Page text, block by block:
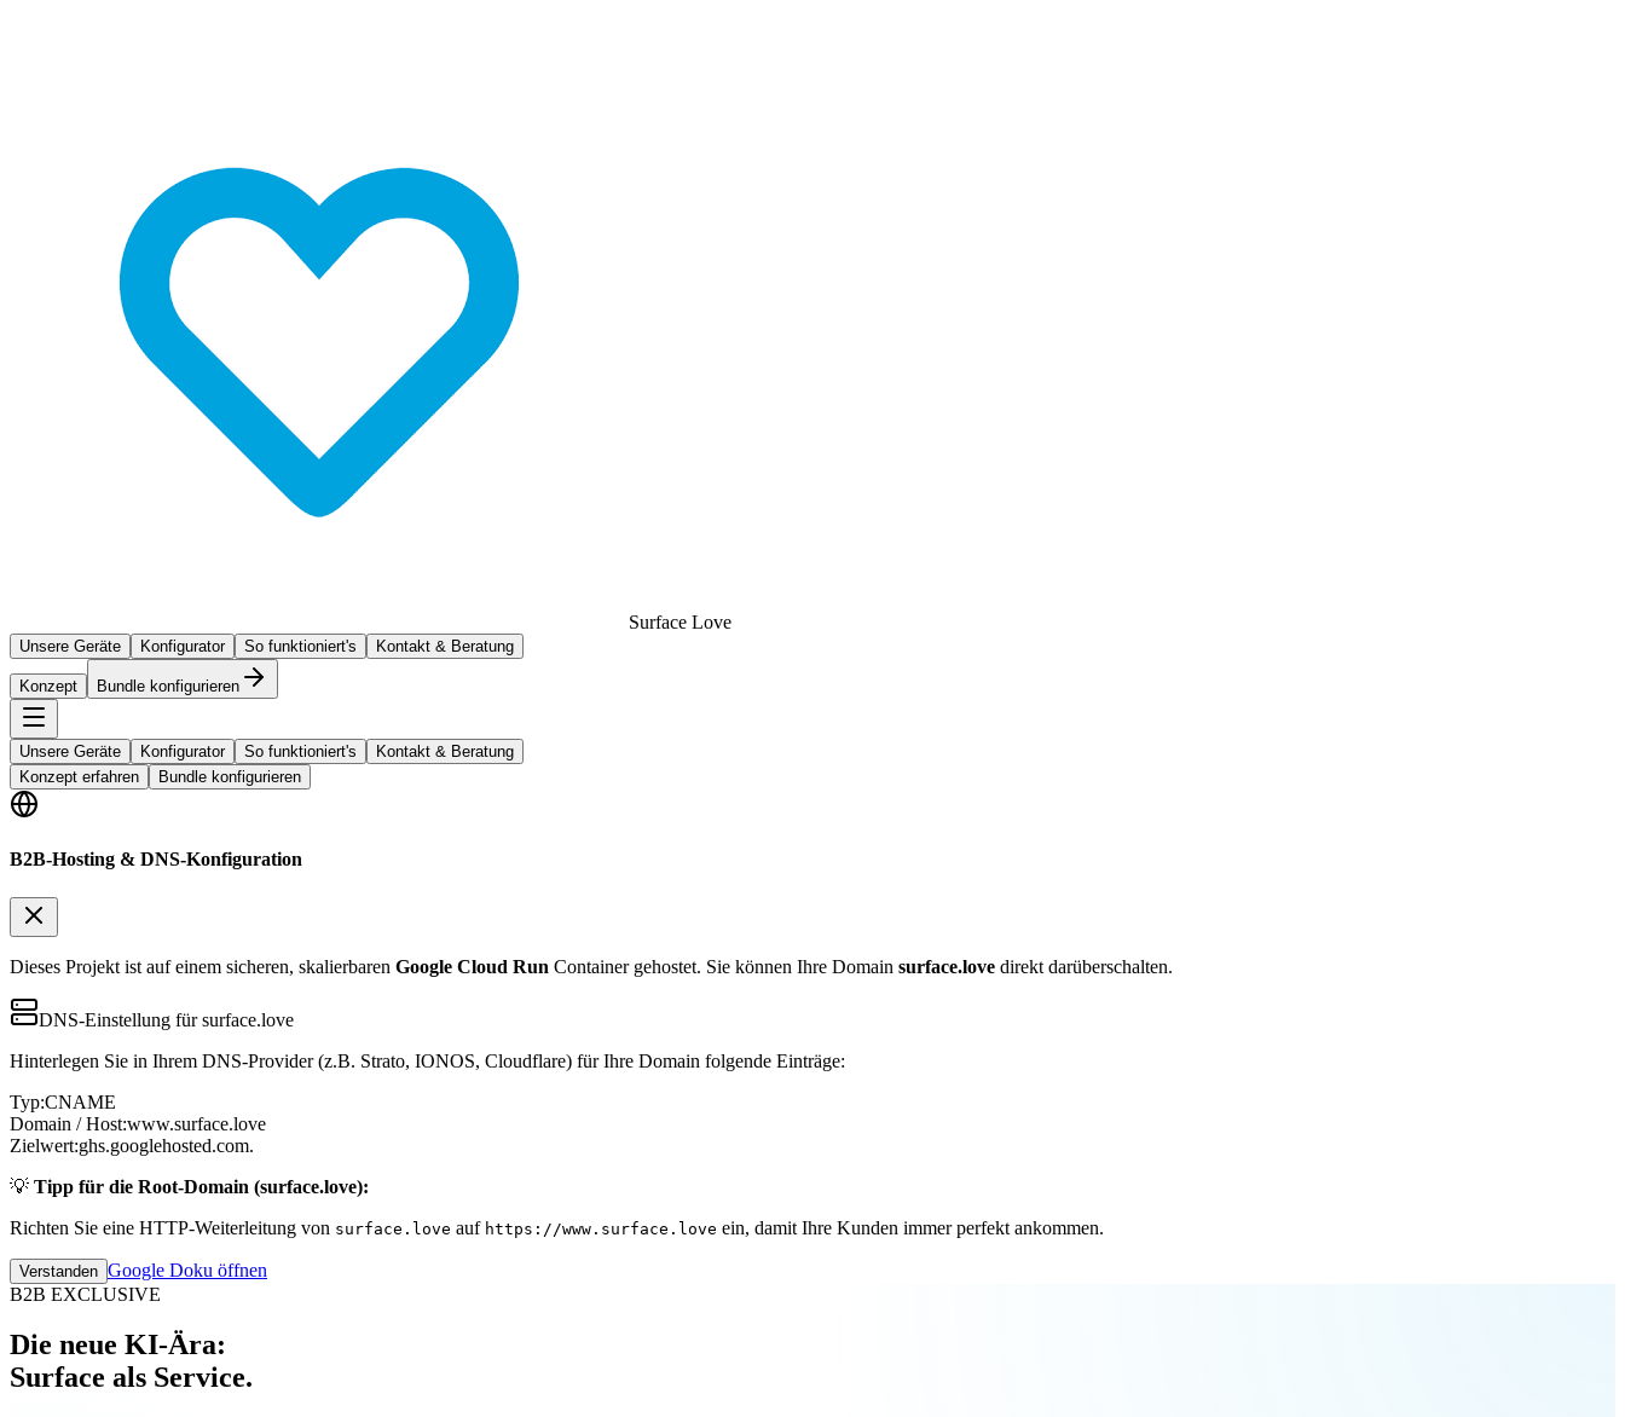
Surface Love
Unsere Geräte Konfigurator So funktioniert's Kontakt & Beratung
Konzept Bundle konfigurieren
Unsere Geräte Konfigurator So funktioniert's
Kontakt & Beratung
Konzept erfahren
Bundle konfigurieren
B2B-Hosting & DNS-Konfiguration
Dieses Projekt ist auf einem sicheren, skalierbaren Google Cloud Run Container gehostet. Sie können Ihre Domain surface.love direkt darüberschalten.
DNS-Einstellung für surface.love
Hinterlegen Sie in Ihrem DNS-Provider (z.B. Strato, IONOS, Cloudflare) für Ihre Domain folgende Einträge:
Typ:CNAME
Domain / Host:www.surface.love
Zielwert:ghs.googlehosted.com.
💡 Tipp für die Root-Domain (surface.love):
Richten Sie eine HTTP-Weiterleitung von surface.love auf https://www.surface.love ein, damit Ihre Kunden immer perfekt ankommen.
Verstanden Google Doku öffnen
B2B EXCLUSIVE
Die neue KI-Ära:
Surface als Service.